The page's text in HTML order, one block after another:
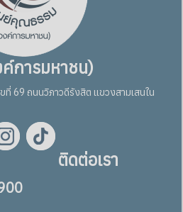
การมหาชน)
ที่ 69 ถนนวิภาวดีรังสิต แขวงสามเสนใน
ติดต่อเรา